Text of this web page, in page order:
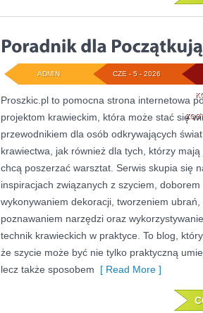
CZE - 5 - 2026
ADMIN
Proszkic.pl to pomocna strona internetowa
projektom krawieckim, która może stać się
przewodnikiem dla osób odkrywających
krawiectwa, jak również dla tych, którzy
chcą poszerzać warsztat. Serwis skupia się
inspiracjach związanych z szyciem, doborem
wykonywaniem dekoracji, tworzeniem ubrań,
poznawaniem narzędzi oraz
technik krawieckich w praktyce. To blog,
że szycie może być nie tylko praktyczną
lecz także sposobem [ Read More ]